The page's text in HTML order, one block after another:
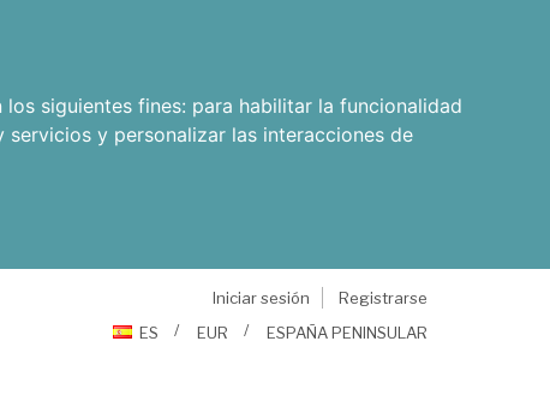
siguientes fines: para habilitar la funcionalidad
y personalizar las interacciones de
Iniciar sesión
Registrarse
ES
EUR ESPAÑA PENINSULAR